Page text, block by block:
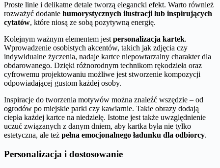
Proste linie i delikatne detale tworzą elegancki efekt. Warto również
rozważyć dodanie humorystycznych ilustracji lub inspirujących
cytatów, które niosą ze sobą pozytywną energię.
Kolejnym ważnym elementem jest personalizacja kartek.
Wprowadzenie osobistych akcentów, takich jak zdjęcia czy
indywidualne życzenia, nadaje kartce niepowtarzalny charakter dla
obdarowanego. Dzięki różnorodnym technikom rękodzieła oraz
cyfrowemu projektowaniu możliwe jest stworzenie kompozycji
odpowiadającej gustom każdej osoby.
Inspiracje do tworzenia motywów można znaleźć wszędzie – od
ogrodów po miejskie parki czy kawiarnie. Takie obrazy dodają
ciepła każdej kartce na niedzielę. Istotne jest także uwzględnienie
uczuć związanych z danym dniem, aby kartka była nie tylko
estetyczna, ale też pełna emocjonalnego ładunku dla odbiorcy.
Personalizacja i dostosowanie